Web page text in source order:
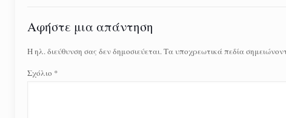
Αφήστε μια απάντηση
Η ηλ. διεύθυνση σας δεν δημοσιεύεται. Τα υποχρεωτικά πεδία
Σχόλιο *